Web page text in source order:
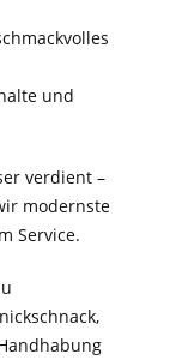
und
verdient –
modernste
Service.